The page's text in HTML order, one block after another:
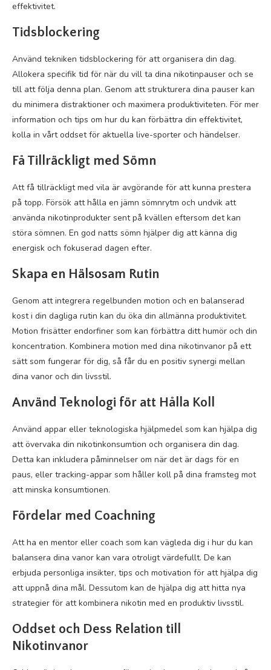
effektivitet.
Tidsblockering
Använd tekniken tidsblockering för att organisera din dag.
Allokera specifik tid för när du vill ta dina nikotinpauser och se
till att följa denna plan. Genom att strukturera dina pauser kan
du minimera distraktioner och maximera produktiviteten. För mer
information och tips om hur du kan förbättra din effektivitet,
kolla in vårt oddset för aktuella live-sporter och händelser.
Få Tillräckligt med Sömn
Att få tillräckligt med vila är avgörande för att kunna prestera
på topp. Försök att hålla en jämn sömnrytm och undvik att
använda nikotinprodukter sent på kvällen eftersom det kan
störa sömnen. En god natts sömn hjälper dig att känna dig
energisk och fokuserad dagen efter.
Skapa en Hälsosam Rutin
Genom att integrera regelbunden motion och en balanserad
kost i din dagliga rutin kan du öka din allmänna produktivitet.
Motion frisätter endorfiner som kan förbättra ditt humör och din
koncentration. Kombinera motion med dina nikotinvanor på ett
sätt som fungerar för dig, så får du en positiv synergi mellan
dina vanor och din livsstil.
Använd Teknologi för att Hålla Koll
Använd appar eller teknologiska hjälpmedel som kan hjälpa dig
att övervaka din nikotinkonsumtion och organisera din dag.
Detta kan inkludera påminnelser om när det är dags för en
paus, eller tracking-appar som håller koll på dina framsteg mot
att minska konsumtionen.
Fördelar med Coachning
Att ha en mentor eller coach som kan vägleda dig i hur du kan
balansera dina vanor kan vara otroligt värdefullt. De kan
erbjuda personliga insikter, tips och motivation för att hjälpa dig
att uppnå dina mål. Dessutom kan de hjälpa dig att hitta nya
strategier för att kombinera nikotin med en produktiv livsstil.
Oddset och Dess Relation till
Nikotinvanor